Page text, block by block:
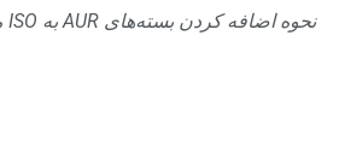
نحوه اضافه کردن بسته‌های AUR به ISO مانجارویی که می‌خواهید بسازید.